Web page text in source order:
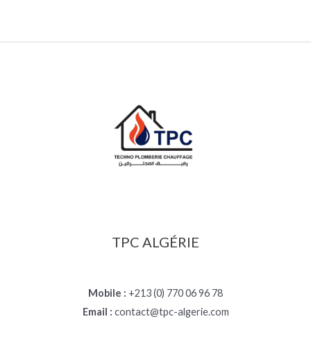
TPC ALGÉRIE
Mobile : +213 (0) 770 06 96 78
Email : contact@tpc-algerie.com